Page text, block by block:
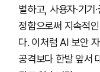
별하고, 사용자·기기
정함으로써 지속적
다. 이처럼 AI 보안
공격보다 한발 앞서